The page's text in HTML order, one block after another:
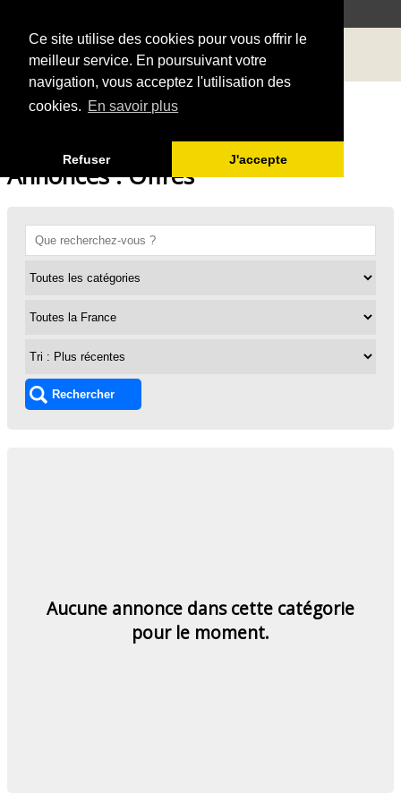
Ce site utilise des cookies pour vous offrir le
meilleur service. En poursuivant votre
navigation, vous acceptez l'utilisation des
cookies. En savoir plus
Refuser J'accepte
Annonces : Offres
Aucune annonce dans cette catégorie
pour le moment.